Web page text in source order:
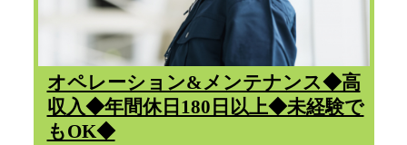
オペレーション&メンテナンス◆高
収入◆年間休日180日以上◆未経験で
もOK◆